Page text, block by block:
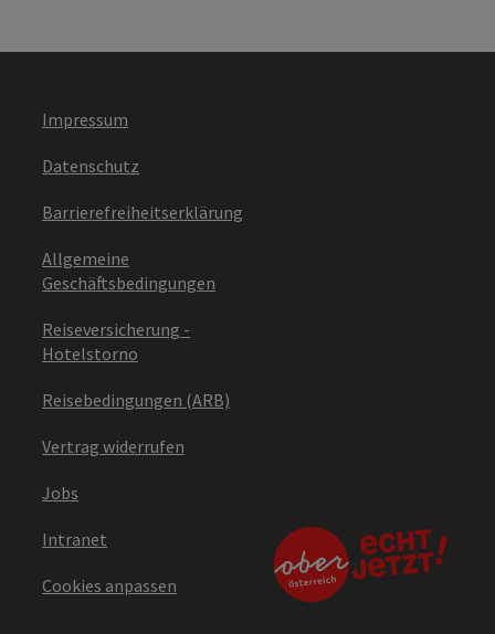
Impressum
Datenschutz
Barrierefreiheitserklärung
Allgemeine
Geschäftsbedingungen
Reiseversicherung -
Hotelstorno
Reisebedingungen (ARB)
Vertrag widerrufen
Jobs
Intranet
Cookies anpassen